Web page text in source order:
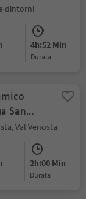
B
dintorni
4h:52 Min
durata
San
Val Venosta
2h:00 Min
durata